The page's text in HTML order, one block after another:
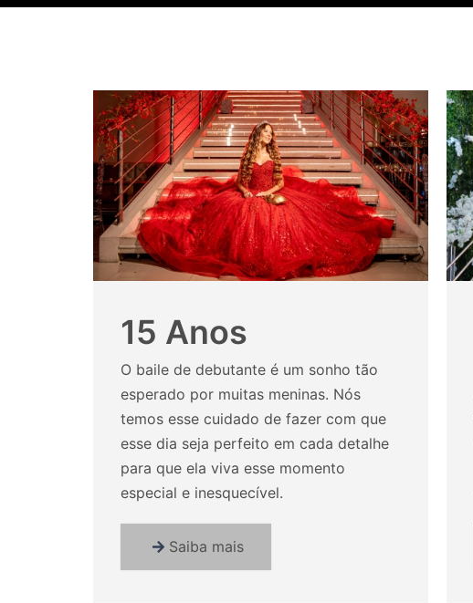
15 Anos
O baile de debutante é um sonho tão
esperado por muitas meninas. Nós
temos esse cuidado de fazer com que
esse dia seja perfeito em cada detalhe
para que ela viva esse momento
especial e inesquecível.
Saiba mais